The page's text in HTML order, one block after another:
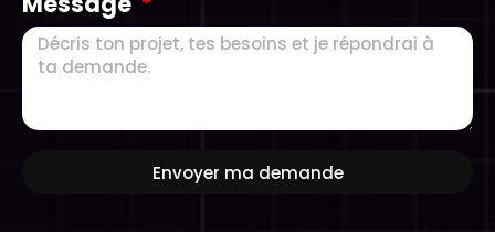
Envoyer ma demande